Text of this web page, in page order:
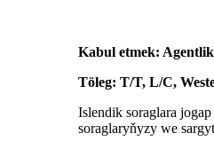
Kabul etmek:
Töleg: T/T, L/C,
Islendik soraglara
soraglaryňyzy we